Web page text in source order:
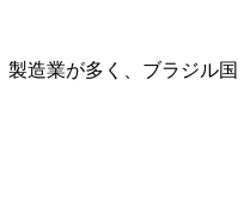
造業が多く、ブラジル国